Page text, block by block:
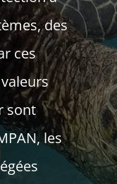
des
ces
sont
les